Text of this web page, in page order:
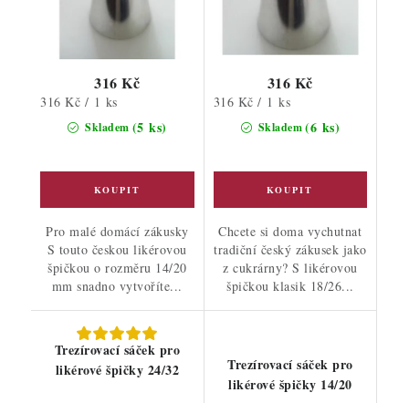
Skladem (5 ks)
316 Kč
Měrná
316 Kč / 1 ks
Pro malé domácí zákusky
S touto českou likérovou
špičkou o rozměru 14/20
mm snadno vytvoříte...
Skladem(6 ks)
316 Kč
Měrná
316 Kč / 1 ks
Chcete si doma vychutnat
tradiční český zákusek jako
z cukrárny? S likérovou
špičkou klasik 18/26...
Trezírovací sáček pro
likérové špičky 24/32
Trezírovací sáček pro
likérové špičky 14/20